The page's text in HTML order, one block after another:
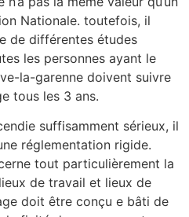
Nationale. toutefois, il
de différentes études
les personnes ayant le
la-garenne doivent suivre
tous les 3 ans.
suffisamment sérieux, il
réglementation rigide.
tout particulièrement la
de travail et lieux de
doit être conçu e bâti de